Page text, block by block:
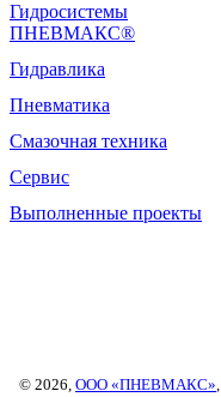
Гидросистемы
ПНЕВМАКС®
Гидравлика
Пневматика
Смазочная техника
Сервис
Выполненные проекты
© 2026, ООО «ПНЕВМАКС»,